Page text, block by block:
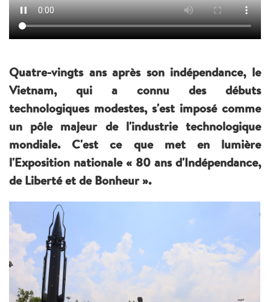
Quatre-vingts ans après son indépendance, le
Vietnam, qui a connu des débuts
technologiques modestes, s'est imposé comme
un pôle majeur de l'industrie technologique
mondiale. C'est ce que met en lumière
l'Exposition nationale « 80 ans d'Indépendance,
de Liberté et de Bonheur ».